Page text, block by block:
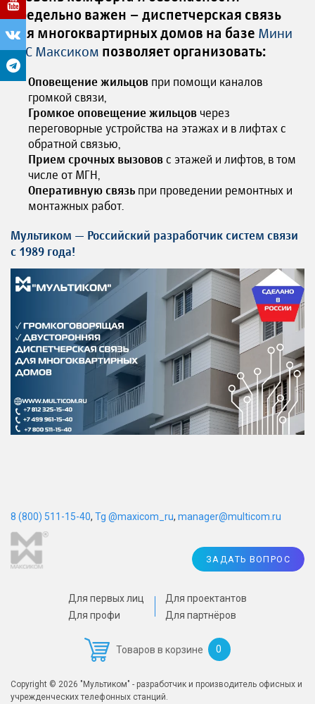
предельно важен – диспетчерская связь
для многоквартирных домов на базе Мини
АТС Максиком позволяет организовать:
Оповещение жильцов при помощи каналов
громкой связи,
Громкое оповещение жильцов через
переговорные устройства на этажах и в лифтах с
обратной связью,
Прием срочных вызовов с этажей и лифтов, в том
числе от МГН,
Оперативную связь при проведении ремонтных и
монтажных работ.
Мультиком — Российский разработчик систем связи
с 1989 года!
Для первых лиц
Для профи
Для проектантов
Для партнёров
Товаров в корзине 0
ЗАДАТЬ ВОПРОС
Copyright © 2026 "Мультиком" - разработчик и производитель офисных и
учрежденческих телефонных станций.
8 (800) 511-15-40, Tg @maxicom_ru, manager@multicom.ru